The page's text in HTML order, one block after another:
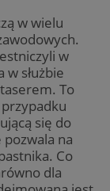
w wielu
w
służbie
To
się do
pozwala na
Co
dla